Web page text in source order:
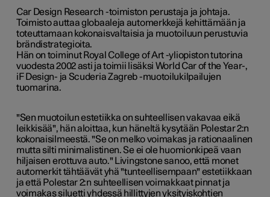
Car Design Research -toimiston perustaja ja johtaja.
Toimisto auttaa globaaleja automerkkejä kehittämään ja
toteuttamaan kokonaisvaltaisia ja muotoiluun perustuvia
brändistrategioita.
Hän on toiminut Royal College of Art -yliopiston tutorina
vuodesta 2002 asti ja toimii lisäksi World Car of the Year-,
iF Design- ja Scuderia Zagreb -muotoilukilpailujen
tuomarina.
"Sen muotoilun estetiikka on suhteellisen vakavaa eikä
leikkisää", hän aloittaa, kun häneltä kysytään Polestar 2:n
kokonaisilmeestä. "Se on melko voimakas ja rationaalinen
mutta silti minimalistinen. Se ei ole huomionkipeä vaan
hiljaisen erottuva auto." Livingstone sanoo, että monet
automerkit tähtäävät yhä "tunteellisempaan" estetiikkaan
ja että Polestar 2:n suhteellisen voimakkaat pinnat ja
voimakas siluetti yhdessä hillittyjen yksityiskohtien